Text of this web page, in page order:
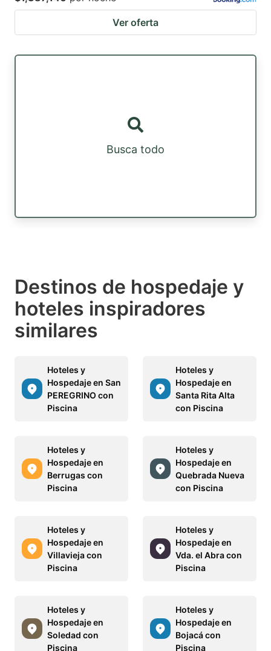
Ver oferta
Busca todo
Destinos de hospedaje y
hoteles inspiradores
similares
Hoteles y
Hospedaje en San
PEREGRINO con
Piscina
Hoteles y
Hospedaje en
Santa Rita Alta
con Piscina
Hoteles y
Hospedaje en
Berrugas con
Piscina
Hoteles y
Hospedaje en
Quebrada Nueva
con Piscina
Hoteles y
Hospedaje en
Villavieja con
Piscina
Hoteles y
Hospedaje en
Vda. el Abra con
Piscina
Hoteles y
Hospedaje en
Soledad con
Piscina
Hoteles y
Hospedaje en
Bojacá con
Piscina